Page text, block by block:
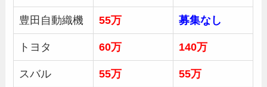
豊田自動織機 55万 募集なし
トヨタ 60万 140万
スバル 55万 55万